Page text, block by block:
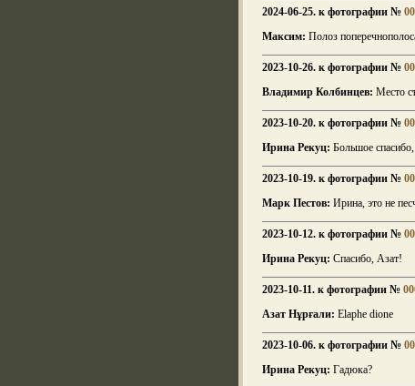
2024-06-25. к фотографии №
Максим: Полоз
2023-10-26. к фотографии №
Владимир Колбинцев: Место
2023-10-20. к фотографии №
Ирина Рекуц: Большое
2023-10-19. к фотографии №
Марк Пестов: Ирина, это не
2023-10-12. к фотографии №
Ирина Рекуц: Спасибо, Азат!
2023-10-11. к фотографии №
Азат Нұрғали: Elaphe dione
2023-10-06. к фотографии №
Ирина Рекуц: Гадюка?